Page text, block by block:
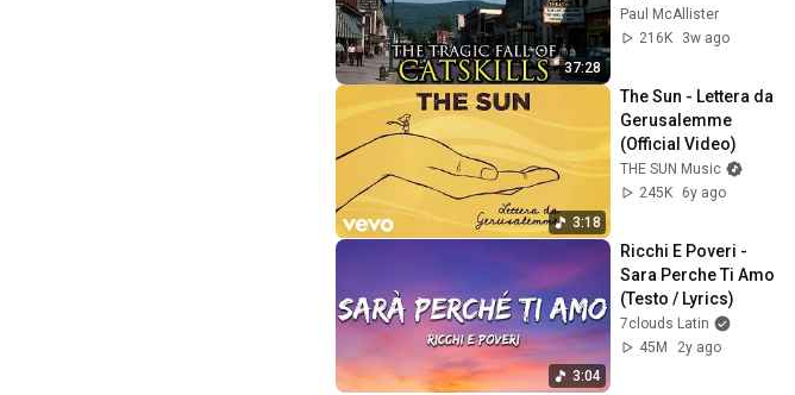
37:28
Paul McAllister
216K
3w ago
3:18
The Sun - Lettera da
Gerusalemme
(Official Video)
THE SUN Music
245K
6y ago
3:04
Ricchi E Poveri -
Sara Perche Ti Amo
(Testo / Lyrics)
7clouds Latin
45M
2y ago